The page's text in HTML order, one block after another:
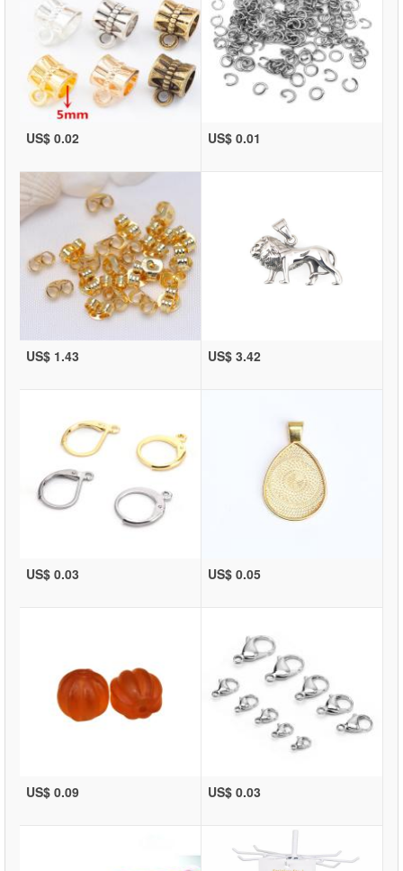
US$ 0.02 US$ 0.01
US$ 1.43 US$ 3.42
US$ 0.03 US$ 0.05
US$ 0.09 US$ 0.03